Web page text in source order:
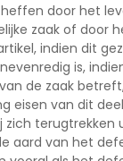
door het
zaak of door
indien dit
is,
de zaak
eisen van dit
zich
aard van het